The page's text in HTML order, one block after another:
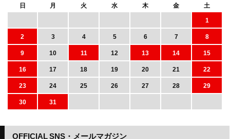
OFFICIAL SNS・メールマガジン
日 月 火 水 木 金
土
1
2
3 4 5 6 7
8
9
10 11 12 13 14
15
16
17 18 19 20 21
22
23
24 25 26 27 28
29
30
31